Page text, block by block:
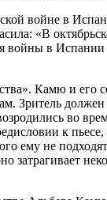
войне в
«В
войны в Испании
Камю и его
Зритель
во
к
ему не
затрагивает